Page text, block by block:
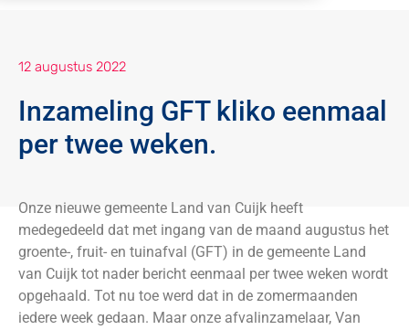
12 augustus 2022
Inzameling GFT kliko eenmaal
per twee weken.
Onze nieuwe gemeente Land van Cuijk heeft
medegedeeld dat met ingang van de maand augustus het
groente-, fruit- en tuinafval (GFT) in de gemeente Land
van Cuijk tot nader bericht eenmaal per twee weken wordt
opgehaald. Tot nu toe werd dat in de zomermaanden
iedere week gedaan. Maar onze afvalinzamelaar, Van